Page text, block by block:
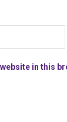
in this